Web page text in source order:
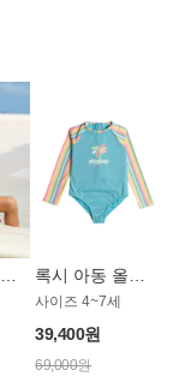
사이즈 4~7세
39,400원
69,000원